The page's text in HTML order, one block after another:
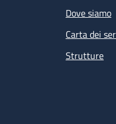
Dove siamo
Carta dei
Strutture